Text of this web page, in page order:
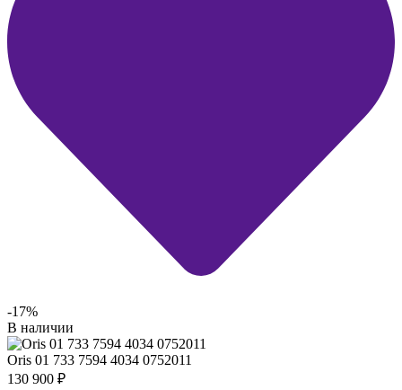
-17%
В наличии
Oris 01 733 7594 4034 0752011
130 900 ₽